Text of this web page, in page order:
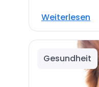
Weiterlesen
Gesundheit